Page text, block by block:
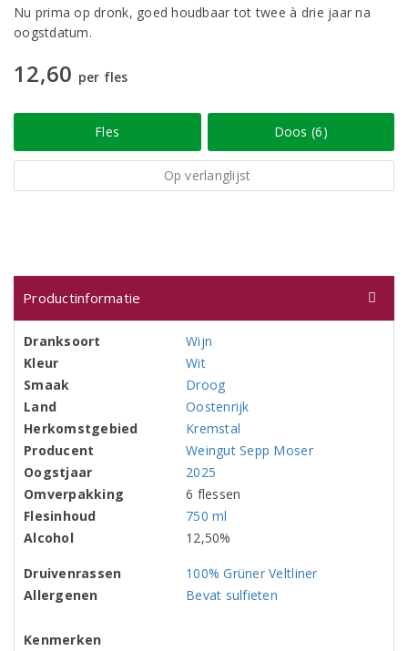
Nu prima op dronk, goed houdbaar tot twee à drie jaar na
oogstdatum.
12,60 per fles
Fles Doos (6)
Op verlanglijst
Productinformatie
Dranksoort
Wijn
Kleur
Wit
Smaak
Droog
Land
Oostenrijk
Herkomstgebied
Kremstal
Producent
Weingut Sepp Moser
Oogstjaar
2025
Omverpakking
6 flessen
Flesinhoud
750 ml
Alcohol
12,50%
Druivenrassen
100% Grüner Veltliner
Allergenen
Bevat sulfieten
Kenmerken